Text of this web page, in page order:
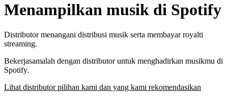
Menampilkan musik di Spotify
Distributor menangani distribusi musik serta membayar royalti
streaming.
Bekerjasamalah dengan distributor untuk menghadirkan musikmu di
Spotify.
Lihat distributor pilihan kami dan yang kami rekomendasikan